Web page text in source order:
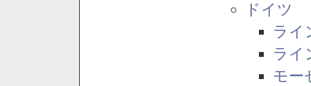
ドイツ
ライ
ライ
モー